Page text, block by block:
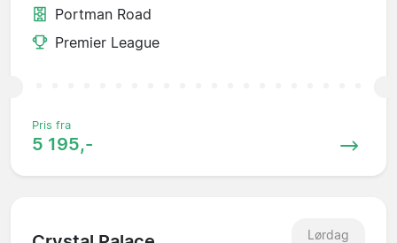
Portman Road
Premier League
Pris fra
5 195,-
Lørdag